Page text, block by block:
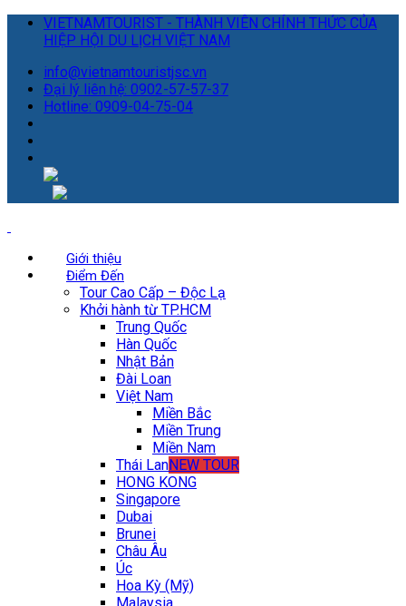
VIETNAMTOURIST - THÀNH VIÊN CHÍNH THỨC CỦA
HIỆP HỘI DU LỊCH VIỆT NAM
info@vietnamtouristjsc.vn
Đại lý liên hệ: 0902-57-57-37
Hotline: 0909-04-75-04
Giới thiệu
Điểm Đến
Tour Cao Cấp – Độc Lạ
Khởi hành từ TP.HCM
Trung Quốc
Hàn Quốc
Nhật Bản
Đài Loan
Việt Nam
Miền Bắc
Miền Trung
Miền Nam
Thái LanNEW TOUR
HONG KONG
Singapore
Dubai
Brunei
Châu Âu
Úc
Hoa Kỳ (Mỹ)